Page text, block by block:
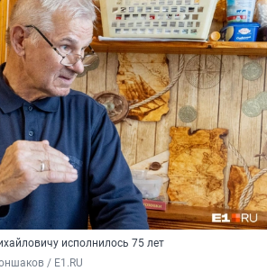
исполнилось 75 лет
/ E1.RU